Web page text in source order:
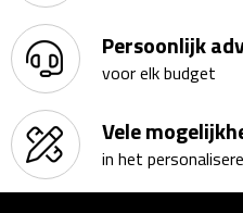
Telefoonstandaards
Telefoonhoezen
Lanyards
Persoonlijk
voor elk budget
Vele
in het